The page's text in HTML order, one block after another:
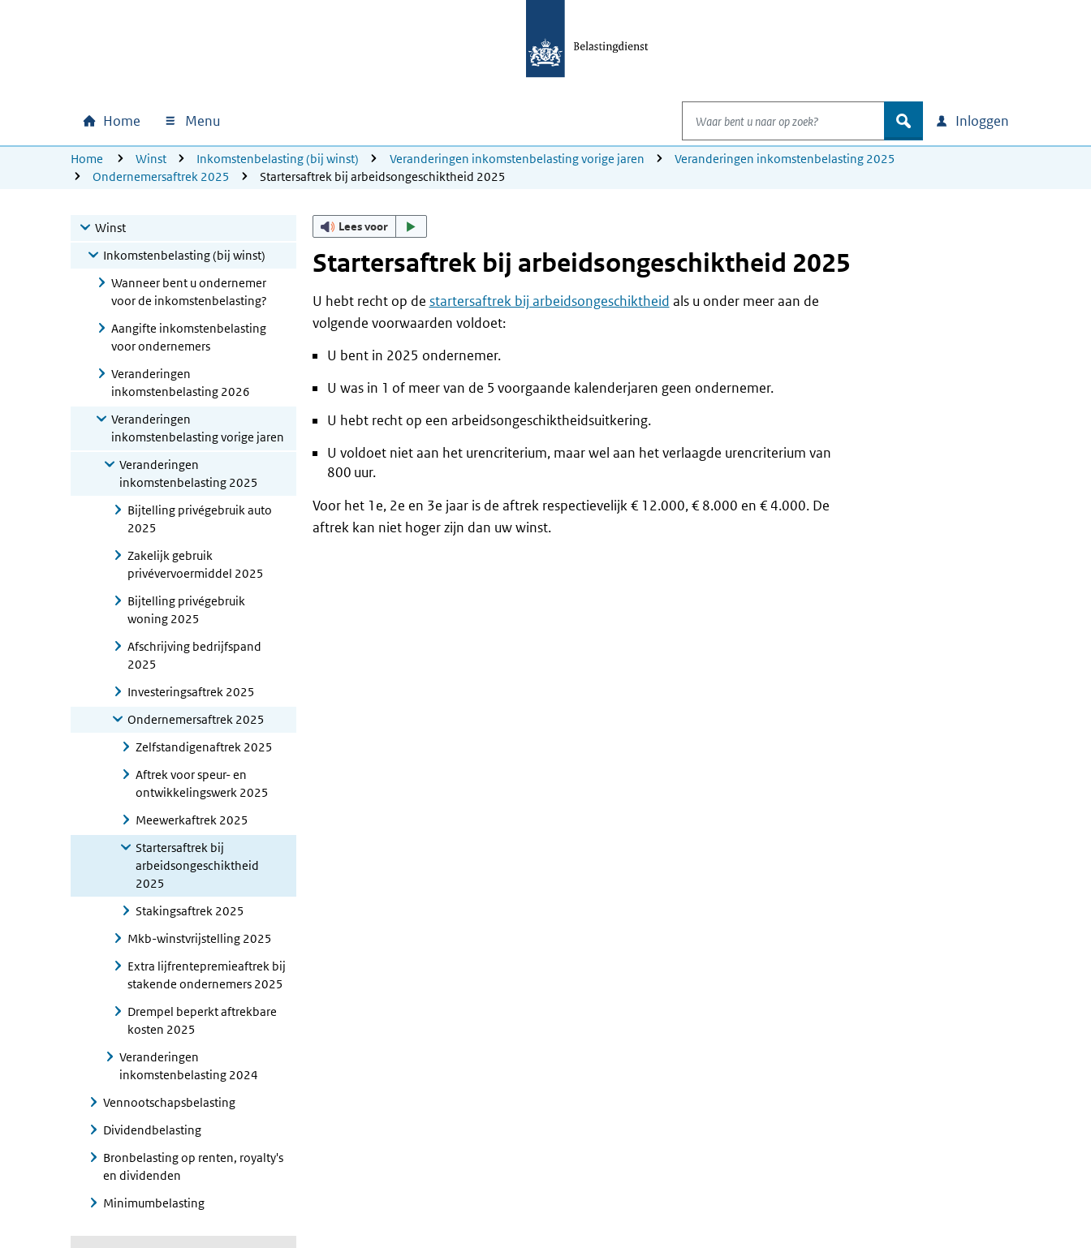
Hoofdnavigatie
Home Menu
Waar bent u naar op zoek?
zoek Inloggen
U bevindt zich hier:
Home Winst Inkomstenbelasting (bij winst) Veranderingen inkomstenbelasting vorige jaren
Veranderingen inkomstenbelasting 2025
Ondernemersaftrek 2025
Startersaftrek bij arbeidsongeschiktheid 2025
Winst
Inkomstenbelasting (bij winst)
Wanneer bent u ondernemer
voor de inkomstenbelasting?
Aangifte inkomstenbelasting
voor ondernemers
Veranderingen
inkomstenbelasting 2026
Veranderingen
inkomstenbelasting vorige jaren
Veranderingen
inkomstenbelasting 2025
Bijtelling privégebruik auto
2025
Zakelijk gebruik
privévervoermiddel 2025
Bijtelling privégebruik
woning 2025
Afschrijving bedrijfspand
2025
Investeringsaftrek 2025
Ondernemersaftrek 2025
Zelfstandigenaftrek 2025
Aftrek voor speur- en
ontwikkelingswerk 2025
Meewerkaftrek 2025
Startersaftrek bij
arbeidsongeschiktheid
2025
Stakingsaftrek 2025
Mkb-winstvrijstelling 2025
Extra lijfrentepremieaftrek bij
stakende ondernemers 2025
Drempel beperkt aftrekbare
kosten 2025
Veranderingen
inkomstenbelasting 2024
Vennootschapsbelasting
Dividendbelasting
Bronbelasting op renten, royalty's
en dividenden
Minimumbelasting
Lees voor
Startersaftrek bij arbeidsongeschiktheid 2025
U hebt recht op de startersaftrek bij arbeidsongeschiktheid als u onder meer aan de
volgende voorwaarden voldoet:
U bent in 2025 ondernemer.
U was in 1 of meer van de 5 voorgaande kalenderjaren geen ondernemer.
U hebt recht op een arbeidsongeschiktheidsuitkering.
U voldoet niet aan het urencriterium, maar wel aan het verlaagde urencriterium van
800 uur.
Voor het 1e, 2e en 3e jaar is de aftrek respectievelijk € 12.000, € 8.000 en € 4.000. De
aftrek kan niet hoger zijn dan uw winst.